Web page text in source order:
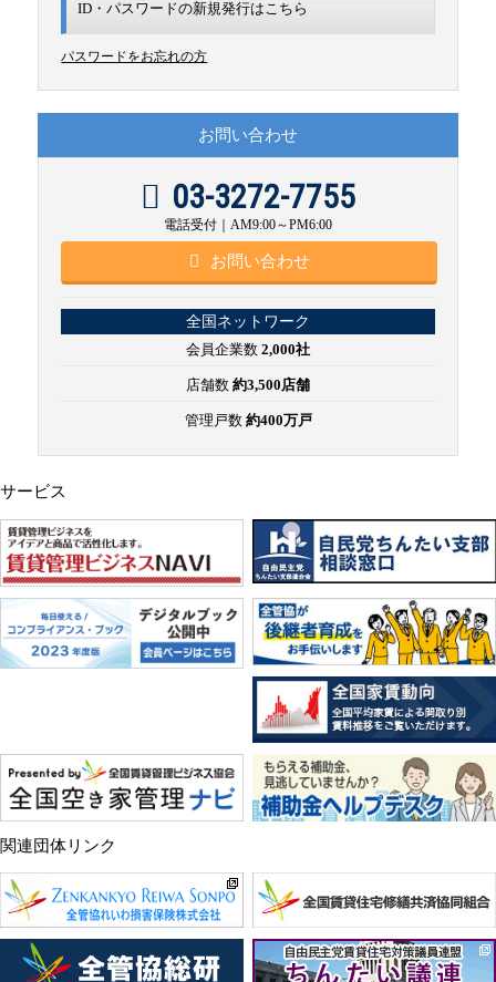
ID・パスワードの新規発行はこちら
パスワードをお忘れの方
お問い合わせ
03-3272-7755
電話受付｜AM9:00～PM6:00
お問い合わせ
全国ネットワーク
会員企業数 2,000社
店舗数 約3,500店舗
管理戸数 約400万戸
サービス
関連団体リンク